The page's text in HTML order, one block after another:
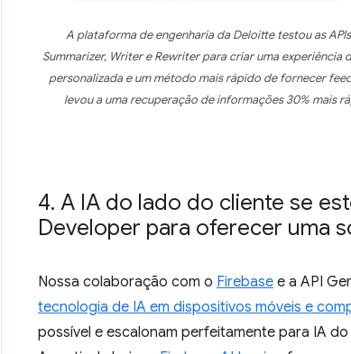
A plataforma de engenharia da Deloitte testou as
Summarizer, Writer e Rewriter para criar uma experiência
personalizada e um método mais rápido de fornecer
levou a uma recuperação de informações 30% mais
4. A IA do lado do cliente se
Developer para oferecer uma
Nossa colaboração com o Firebase e a API
tecnologia de IA em dispositivos móveis e
possível e escalonam perfeitamente para IA